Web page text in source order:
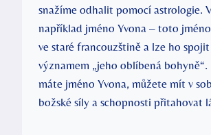
snažíme odhalit pomocí astrologie.
například jméno Yvona – toto
ve staré francouzštině a lze ho spojit
významem „jeho oblíbená bohyně“.
máte jméno Yvona, můžete mít v
božské síly a schopnosti přitahovat